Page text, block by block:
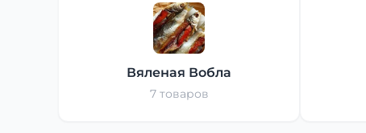
Вяленая Вобла
7 товаров